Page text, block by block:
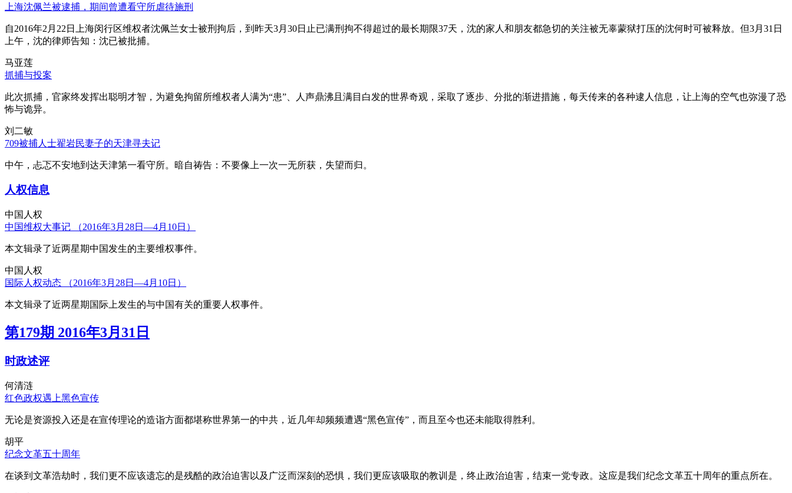
上海沈佩兰被逮捕，期间曾遭看守所虐待施刑
自2016年2月22日上海闵行区维权者沈佩兰女士被刑拘后，到昨天3月30日止已满刑拘不得超过的最长期限37天，沈的家人和朋友都急切的关注被无辜蒙狱打压的沈何时可被释放。但3月31日
上午，沈的律师告知：沈已被批捕。
马亚莲
抓捕与投案
此次抓捕，官家终发挥出聪明才智，为避免拘留所维权者人满为“患”、人声鼎沸且满目白发的世界奇观，采取了逐步、分批的渐进措施，每天传来的各种逮人信息，让上海的空气也弥漫了恐
怖与诡异。
刘二敏
709被捕人士翟岩民妻子的天津寻夫记
中午，忐忑不安地到达天津第一看守所。暗自祷告：不要像上一次一无所获，失望而归。
人权信息
中国人权
中国维权大事记 （2016年3月28日—4月10日）
本文辑录了近两星期中国发生的主要维权事件。
中国人权
国际人权动态 （2016年3月28日—4月10日）
本文辑录了近两星期国际上发生的与中国有关的重要人权事件。
第179期 2016年3月31日
时政述评
何清涟
红色政权遇上黑色宣传
无论是资源投入还是在宣传理论的造诣方面都堪称世界第一的中共，近几年却频频遭遇“黑色宣传”，而且至今也还未能取得胜利。
胡平
纪念文革五十周年
在谈到文革浩劫时，我们更不应该遗忘的是残酷的政治迫害以及广泛而深刻的恐惧，我们更应该吸取的教训是，终止政治迫害，结束一党专政。这应是我们纪念文革五十周年的重点所在。